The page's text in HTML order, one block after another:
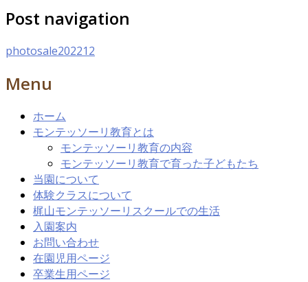
有
Post navigation
photosale202212
Menu
ホーム
モンテッソーリ教育とは
モンテッソーリ教育の内容
モンテッソーリ教育で育った子どもたち
当園について
体験クラスについて
梶山モンテッソーリスクールでの生活
入園案内
お問い合わせ
在園児用ページ
卒業生用ページ